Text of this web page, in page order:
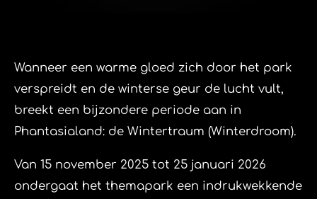
Wanneer een warme gloed zich door het park
verspreidt en de winterse geur de lucht vult,
breekt een bijzondere periode aan in
Phantasialand: de Wintertraum (Winterdroom).
Van 15 november 2025 tot 25 januari 2026
ondergaat het themapark een indrukwekkende